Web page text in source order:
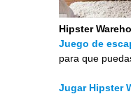
Hipster
Juego de
para que
Jugar Hipster